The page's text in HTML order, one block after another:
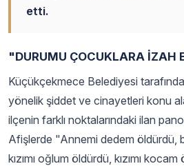
etti.
"DURUMU ÇOCUKLARA İZAH
Küçükçekmece Belediyesi
yönelik şiddet ve cinayetleri konu
ilçenin farklı noktalarındaki ilan
Afişlerde "Annemi dedem öldürdü,
kızımı oğlum öldürdü, kızımı